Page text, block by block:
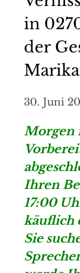
in 02708
der
30. Juni
Morgen
Ihren
17:00
käuflich
Sie